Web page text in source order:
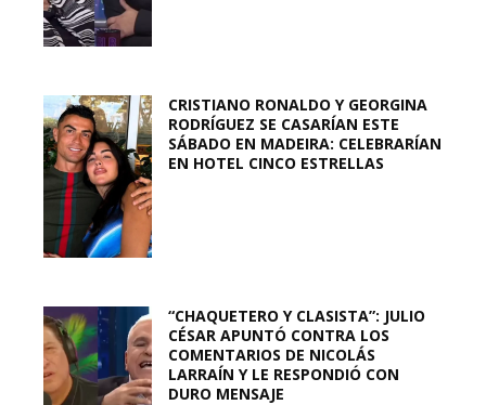
CRISTIANO RONALDO Y GEORGINA
RODRÍGUEZ SE CASARÍAN ESTE
SÁBADO EN MADEIRA: CELEBRARÍAN
EN HOTEL CINCO ESTRELLAS
“CHAQUETERO Y CLASISTA”: JULIO
CÉSAR APUNTÓ CONTRA LOS
COMENTARIOS DE NICOLÁS
LARRAÍN Y LE RESPONDIÓ CON
DURO MENSAJE